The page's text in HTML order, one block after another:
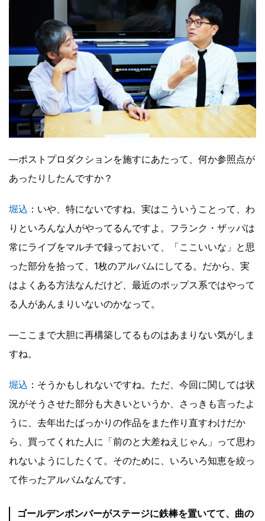
―ポストプロダクションを施すにあたって、何か参照点が
あったりしたんですか？
堀込 ：いや、特にないですね。実はこういうことって、わ
りといろんな人がやってるんですよ。フランク・ザッパは
常にライブをマルチで録っておいて、「ここいいな」と思
った部分を拾って、1枚のアルバムにしてる。だから、実
はよくある方法なんだけど、最近のポップス系ではやって
る人があんまりいないのかなって。
―ここまで大胆に再構築してるものはあまりない気がしま
すね。
堀込 ：そうかもしれないですね。ただ、今回に関しては状
況がそうさせた部分も大きいというか、さっきも言ったよ
うに、去年出たばっかりの作品をまた作り直すわけだか
ら、買ってくれた人に「前のと大差ねえじゃん」って思わ
れないようにしたくて。そのために、いろいろ知恵を絞っ
て作ったアルバムなんです。
ゴールデンボンバーがステージに鉄棒を置いてて、曲の